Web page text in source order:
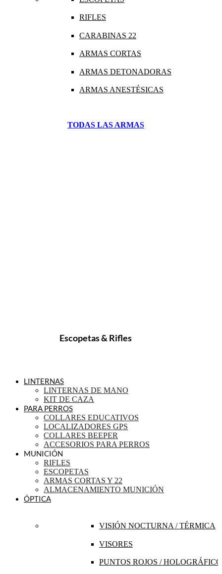
RIFLES
CARABINAS 22
ARMAS CORTAS
ARMAS DETONADORAS
ARMAS ANESTÉSICAS
TODAS LAS ARMAS
Escopetas & Rifles
LINTERNAS
LINTERNAS DE MANO
KIT DE CAZA
PARA PERROS
COLLARES EDUCATIVOS
LOCALIZADORES GPS
COLLARES BEEPER
ACCESORIOS PARA PERROS
MUNICIÓN
RIFLES
ESCOPETAS
ARMAS CORTAS Y 22
ALMACENAMIENTO MUNICIÓN
ÓPTICA
VISIÓN NOCTURNA / TÉRMICA
VISORES
PUNTOS ROJOS /